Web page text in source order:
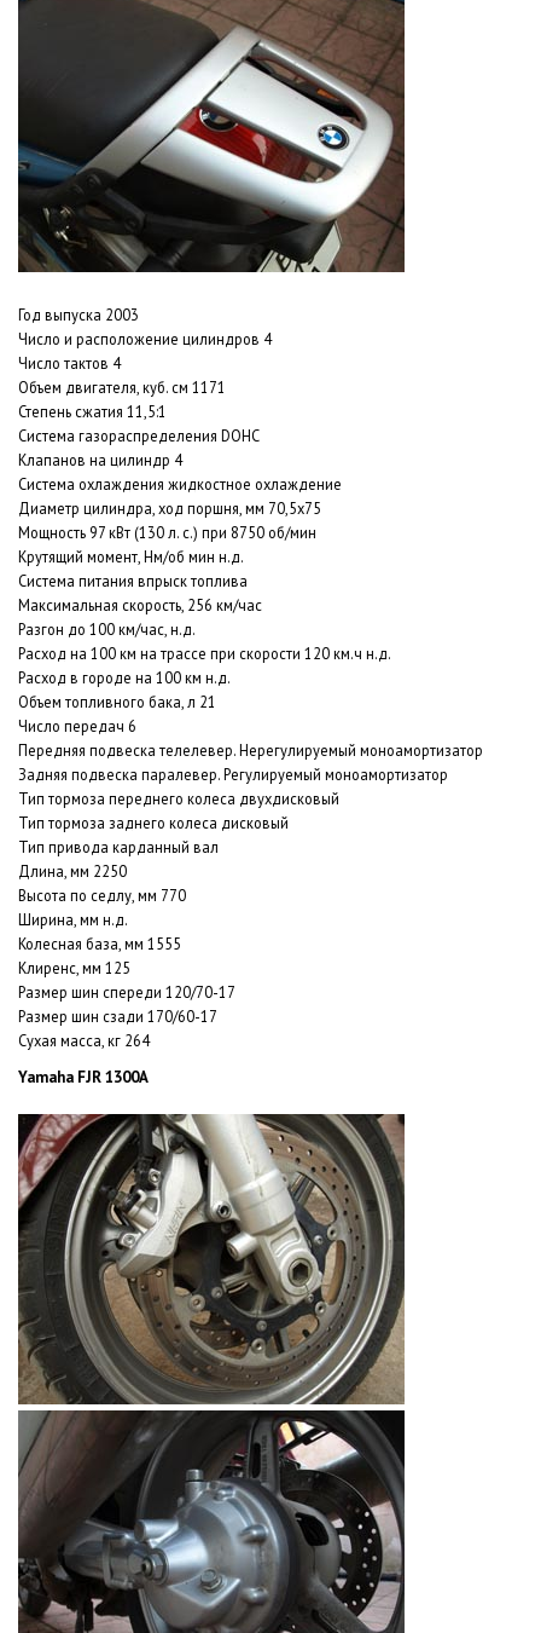
Год выпуска 2003
Число и расположение цилиндров 4
Число тактов 4
Объем двигателя, куб. см 1171
Степень сжатия 11,5:1
Система газораспределения DOHC
Клапанов на цилиндр 4
Система охлаждения жидкостное охлаждение
Диаметр цилиндра, ход поршня, мм 70,5x75
Мощность 97 кВт (130 л. с.) при 8750 об/мин
Крутящий момент, Нм/об мин н.д.
Система питания впрыск топлива
Максимальная скорость, 256 км/час
Разгон до 100 км/час, н.д.
Расход на 100 км на трассе при скорости 120 км.ч н.д.
Расход в городе на 100 км н.д.
Объем топливного бака, л 21
Число передач 6
Передняя подвеска телелевер. Нерегулируемый моноамортизатор
Задняя подвеска паралевер. Регулируемый моноамортизатор
Тип тормоза переднего колеса двухдисковый
Тип тормоза заднего колеса дисковый
Тип привода карданный вал
Длина, мм 2250
Высота по седлу, мм 770
Ширина, мм н.д.
Колесная база, мм 1555
Клиренс, мм 125
Размер шин спереди 120/70-17
Размер шин сзади 170/60-17
Сухая масса, кг 264
Yamaha FJR 1300A